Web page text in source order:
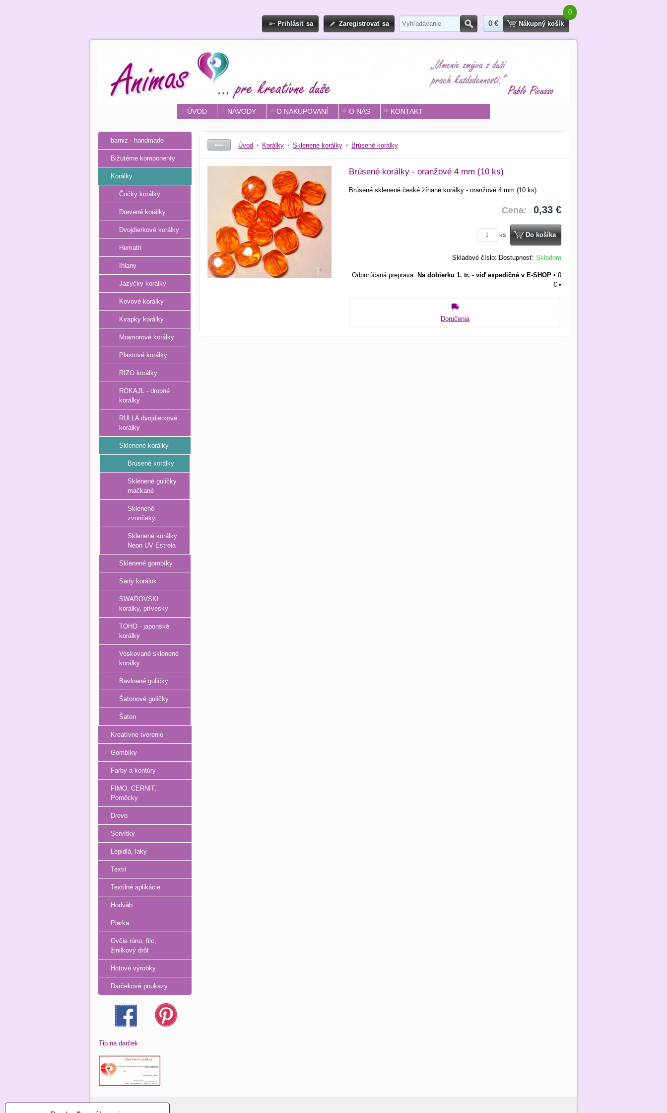
Prihlásiť sa Zaregistrovať sa Hľadať
0 €
0
Nákupný košík
ÚVOD NÁVODY O NAKUPOVANÍ O NÁS KONTAKT
Úvod Korálky Sklenené korálky Brúsené korálky
Brúsené korálky - oranžové 4 mm (10 ks)
Brúsené sklenené české žíhané korálky - oranžové 4 mm (10 ks)
Cena: 0,33 €
ks Do košíka
Skladové číslo: Dostupnosť: Skladom
Na dobierku 1. tr. - viď expedičné v E-SHOP • 0
€ •
Doručenia
barniz - handmade
Bižutérne komponenty
Korálky
Čočky korálky
Drevené korálky
Dvojdierkové korálky
Hematit
Ihlany
Jazyčky korálky
Kovové korálky
Kvapky korálky
Mramorové korálky
Plastové korálky
RIZO korálky
ROKAJL - drobné
korálky
RULLA dvojdierkové
korálky
Sklenené korálky
Brúsené korálky
Sklenené guličky
mačkané
Sklenené
zvončeky
Sklenené korálky
Neon UV Estrela
Sklenené gombíky
Sady korálok
SWAROVSKI
korálky, prívesky
TOHO - japonské
korálky
Voskované sklenené
korálky
Bavlnené guličky
Šatonové guličky
Šaton
Kreatívne tvorenie
Gombíky
Farby a kontúry
FIMO, CERNIT,
Pomôcky
Drevo
Servítky
Lepidlá, laky
Textil
Textilné aplikácie
Hodváb
Pierka
Ovčie rúno, filc,
žinilkový drôt
Hotové výrobky
Darčekové poukazy
Tip na darček